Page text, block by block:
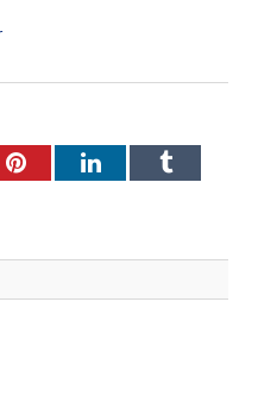
PinterestLinkedInTumblr